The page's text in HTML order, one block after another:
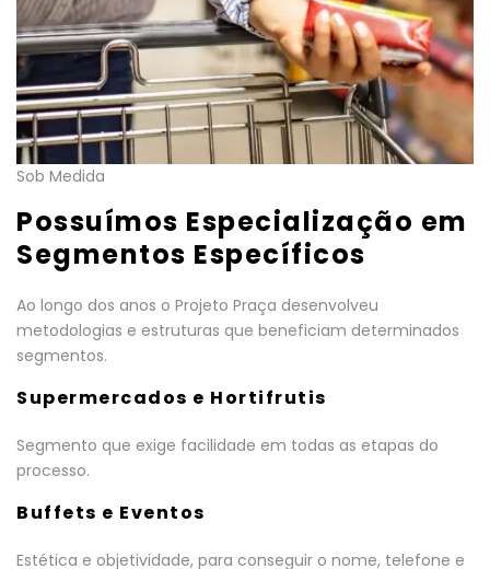
Sob Medida
Possuímos Especialização em
Segmentos Específicos
Ao longo dos anos o Projeto Praça desenvolveu
metodologias e estruturas que beneficiam determinados
segmentos.
Supermercados e Hortifrutis
Segmento que exige facilidade em todas as etapas do
processo.
Buffets e Eventos
Estética e objetividade, para conseguir o nome, telefone e